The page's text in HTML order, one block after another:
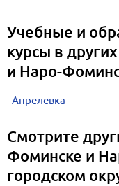
Учебные и
курсы в
и Наро-
Апрелевка
Смотрите
Фоминске и
городском